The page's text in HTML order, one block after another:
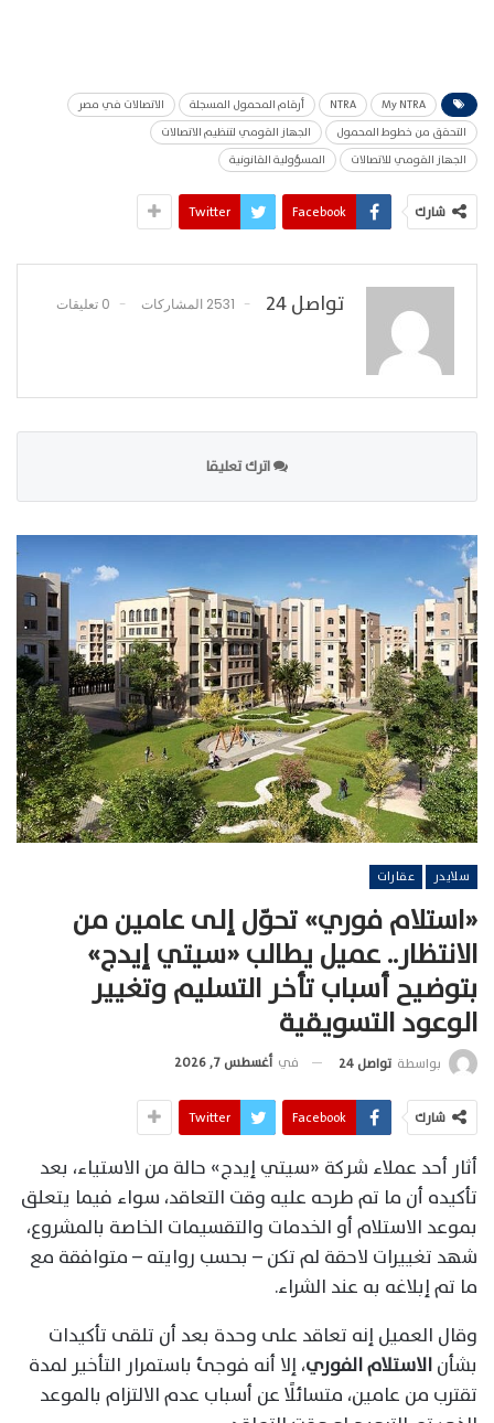
My NTRA
NTRA أرقام المحمول المسجلة
الاتصالات في مصر
التحقق من خطوط المحمول
الجهاز القومي لتنظيم الاتصالات
الجهاز القومي للاتصالات
المسؤولية القانونية
شارك Facebook
Twitter
تواصل 24 2531 المشاركات 0 تعليقات
اترك تعليقا
سلايدر عقارات
«استلام فوري» تحوّل إلى عامين من
الانتظار.. عميل يطالب «سيتي إيدج»
بتوضيح أسباب تأخر التسليم وتغيير
الوعود التسويقية
بواسطة تواصل 24 في أغسطس 7, 2026
شارك Facebook
Twitter
أثار أحد عملاء شركة «سيتي إيدج» حالة من الاستياء، بعد
تأكيده أن ما تم طرحه عليه وقت التعاقد، سواء فيما يتعلق
بموعد الاستلام أو الخدمات والتقسيمات الخاصة بالمشروع،
شهد تغييرات لاحقة لم تكن – بحسب روايته – متوافقة مع
ما تم إبلاغه به عند الشراء.
وقال العميل إنه تعاقد على وحدة بعد أن تلقى تأكيدات
بشأنالاستلام الفوري، إلا أنه فوجئ باستمرار التأخير لمدة
تقترب من عامين، متسائلًا عن أسباب عدم الالتزام بالموعد